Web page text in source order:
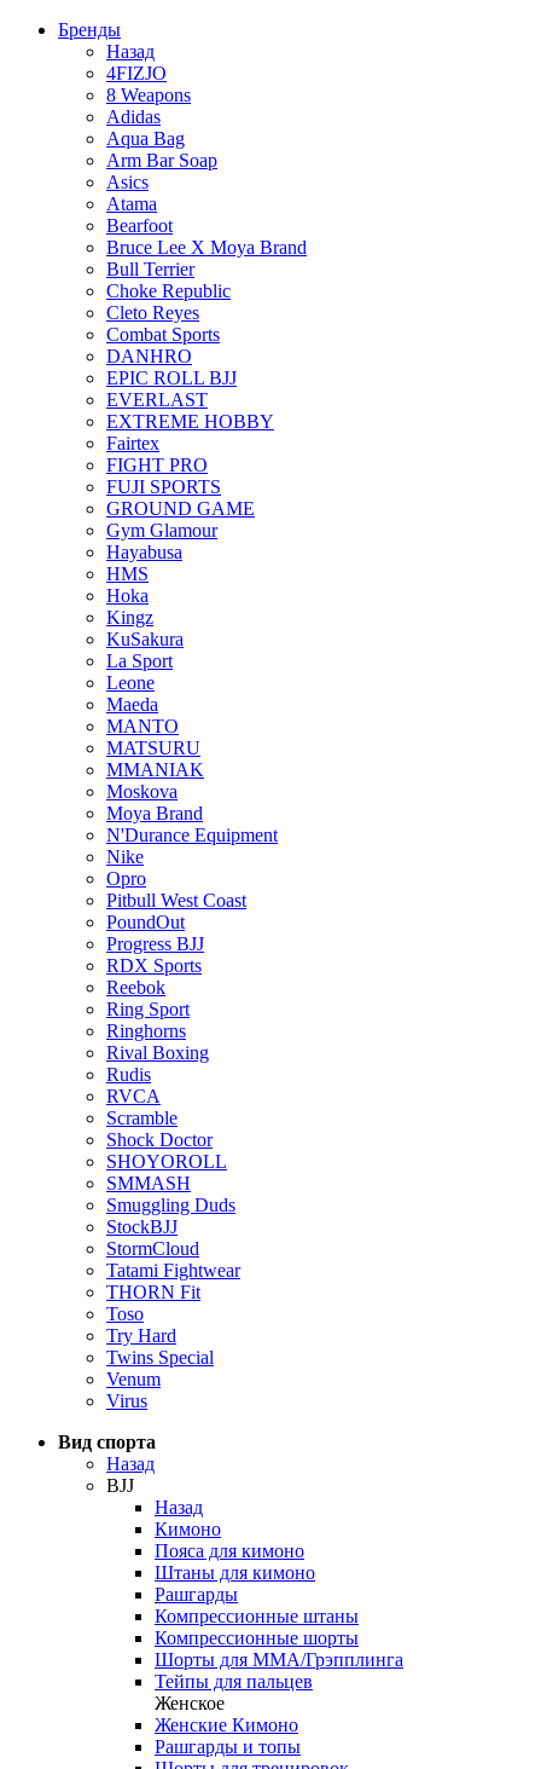
Бренды
Назад
4FIZJO
8 Weapons
Adidas
Aqua Bag
Arm Bar Soap
Asics
Atama
Bearfoot
Bruce Lee X Moya Brand
Bull Terrier
Choke Republic
Cleto Reyes
Combat Sports
DANHRO
EPIC ROLL BJJ
EVERLAST
EXTREME HOBBY
Fairtex
FIGHT PRO
FUJI SPORTS
GROUND GAME
Gym Glamour
Hayabusa
HMS
Hoka
Kingz
KuSakura
La Sport
Leone
Maeda
MANTO
MATSURU
MMANIAK
Moskova
Moya Brand
N'Durance Equipment
Nike
Opro
Pitbull West Coast
PoundOut
Progress BJJ
RDX Sports
Reebok
Ring Sport
Ringhorns
Rival Boxing
Rudis
RVCA
Scramble
Shock Doctor
SHOYOROLL
SMMASH
Smuggling Duds
StockBJJ
StormCloud
Tatami Fightwear
THORN Fit
Toso
Try Hard
Twins Special
Venum
Virus
Вид спорта
Назад
BJJ
Назад
Кимоно
Пояса для кимоно
Штаны для кимоно
Рашгарды
Компрессионные штаны
Компрессионные шорты
Шорты для ММА/Грэпплинга
Тейпы для пальцев
Женское
Женские Кимоно
Рашгарды и топы